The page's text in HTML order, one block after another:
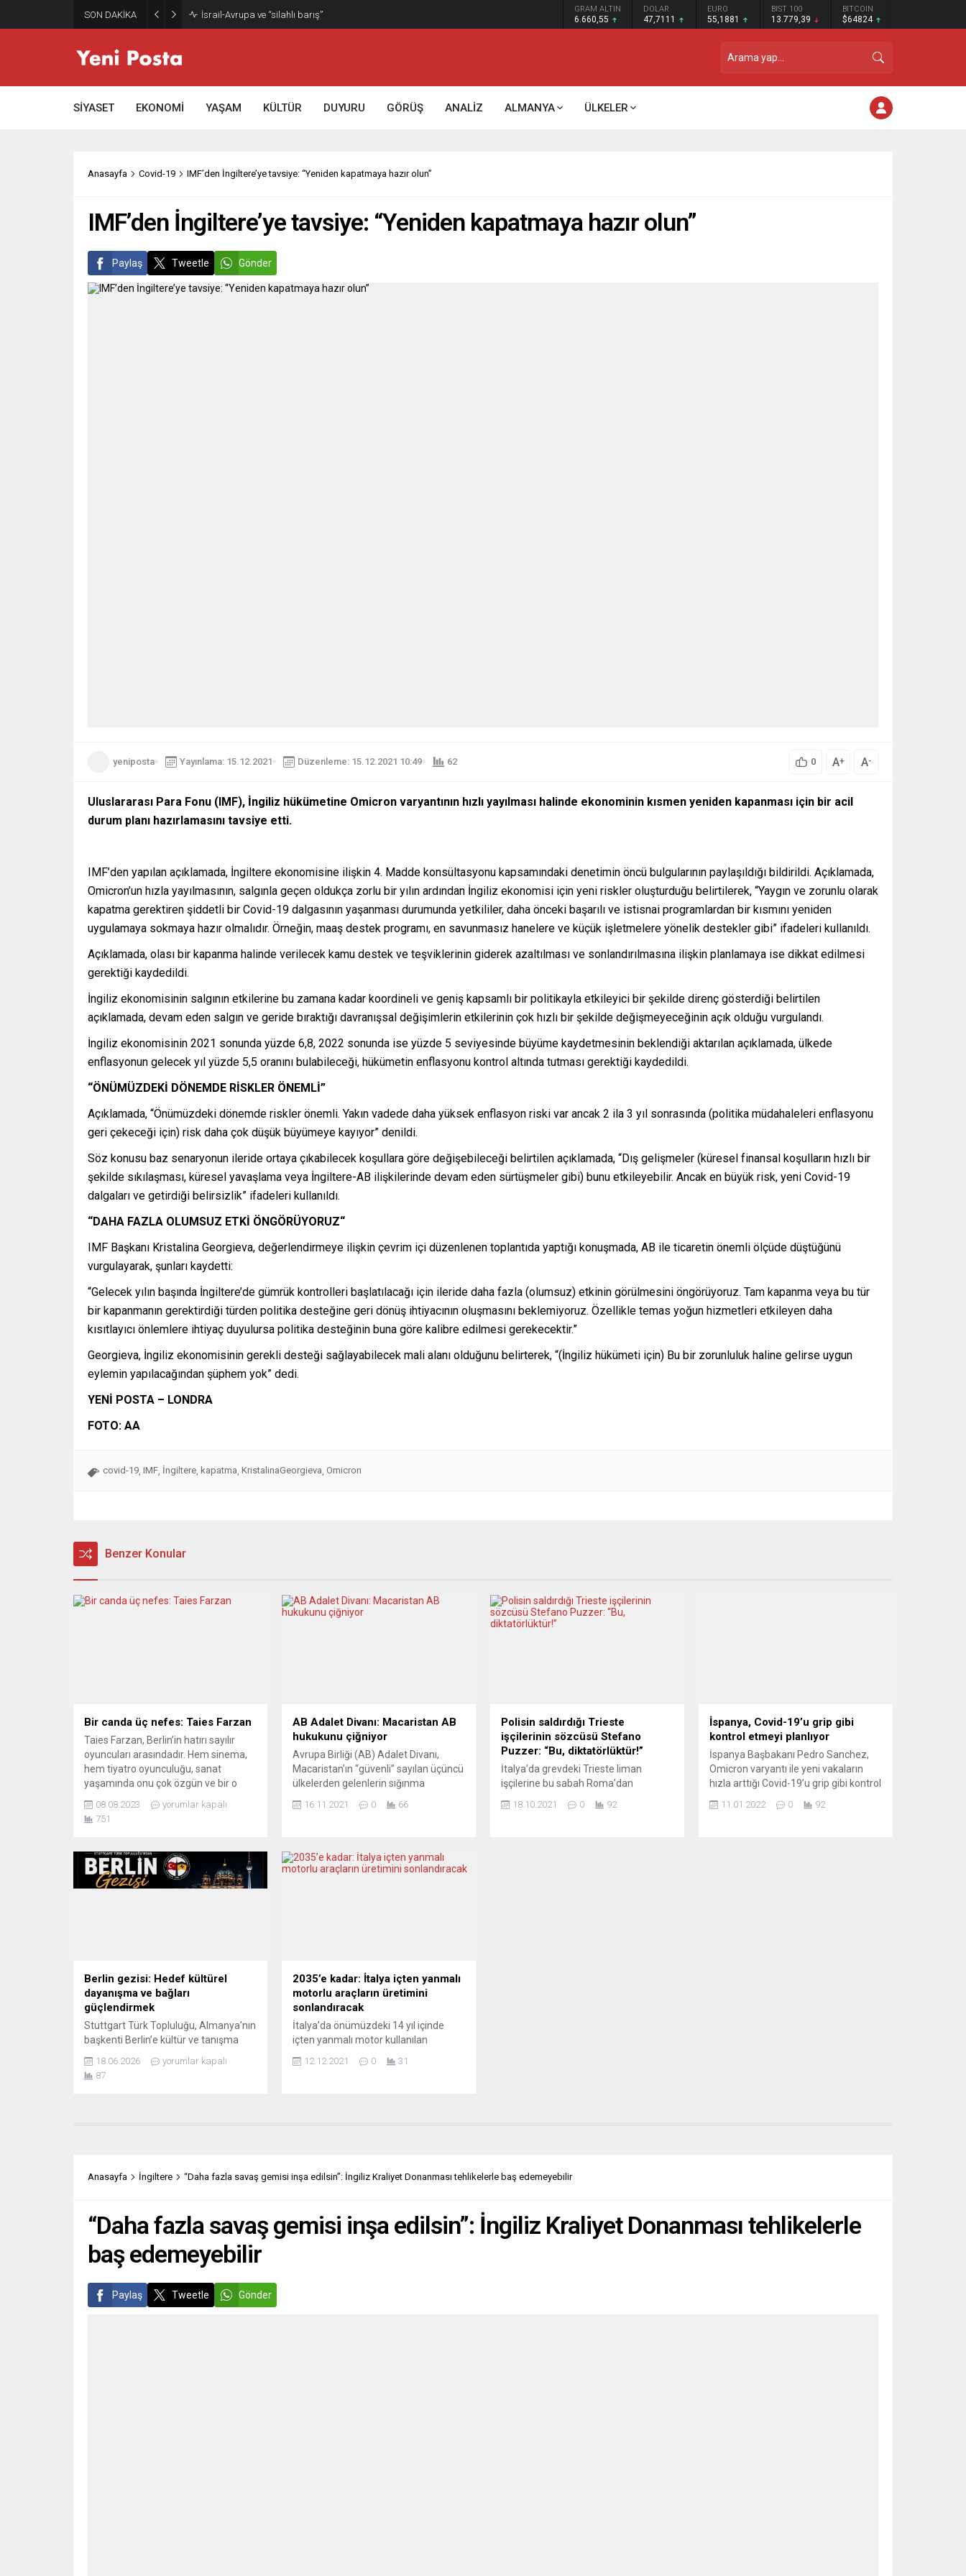
SON DAKİKA İsrail-Avrupa ve “silahlı barış” GRAM ALTIN
6.660,55
DOLAR
47,7111
EURO
55,1881
BIST 100
13.779,39
BITCOIN
$64824
SİYASET EKONOMİ YAŞAM KÜLTÜR DUYURU GÖRÜŞ ANALİZ ALMANYA ÜLKELER
Anasayfa Covid-19 IMF’den İngiltere’ye tavsiye: “Yeniden kapatmaya hazır olun”
IMF’den İngiltere’ye tavsiye: “Yeniden kapatmaya hazır olun”
Paylaş Tweetle Gönder
yeniposta Yayınlama: 15.12.2021 Düzenleme: 15.12.2021 10:49 62 0 A+ A-
Uluslararası Para Fonu (IMF), İngiliz hükümetine Omicron varyantının hızlı yayılması halinde ekonominin kısmen yeniden kapanması için bir acil
durum planı hazırlamasını tavsiye etti.
IMF’den yapılan açıklamada, İngiltere ekonomisine ilişkin 4. Madde konsültasyonu kapsamındaki denetimin öncü bulgularının paylaşıldığı bildirildi. Açıklamada,
Omicron’un hızla yayılmasının, salgınla geçen oldukça zorlu bir yılın ardından İngiliz ekonomisi için yeni riskler oluşturduğu belirtilerek, “Yaygın ve zorunlu olarak
kapatma gerektiren şiddetli bir Covid-19 dalgasının yaşanması durumunda yetkililer, daha önceki başarılı ve istisnai programlardan bir kısmını yeniden
uygulamaya sokmaya hazır olmalıdır. Örneğin, maaş destek programı, en savunmasız hanelere ve küçük işletmelere yönelik destekler gibi” ifadeleri kullanıldı.
Açıklamada, olası bir kapanma halinde verilecek kamu destek ve teşviklerinin giderek azaltılması ve sonlandırılmasına ilişkin planlamaya ise dikkat edilmesi
gerektiği kaydedildi.
İngiliz ekonomisinin salgının etkilerine bu zamana kadar koordineli ve geniş kapsamlı bir politikayla etkileyici bir şekilde direnç gösterdiği belirtilen
açıklamada, devam eden salgın ve geride bıraktığı davranışsal değişimlerin etkilerinin çok hızlı bir şekilde değişmeyeceğinin açık olduğu vurgulandı.
İngiliz ekonomisinin 2021 sonunda yüzde 6,8, 2022 sonunda ise yüzde 5 seviyesinde büyüme kaydetmesinin beklendiği aktarılan açıklamada, ülkede
enflasyonun gelecek yıl yüzde 5,5 oranını bulabileceği, hükümetin enflasyonu kontrol altında tutması gerektiği kaydedildi.
“ÖNÜMÜZDEKİ DÖNEMDE RİSKLER ÖNEMLİ”
Açıklamada, “Önümüzdeki dönemde riskler önemli. Yakın vadede daha yüksek enflasyon riski var ancak 2 ila 3 yıl sonrasında (politika müdahaleleri enflasyonu
geri çekeceği için) risk daha çok düşük büyümeye kayıyor” denildi.
Söz konusu baz senaryonun ileride ortaya çıkabilecek koşullara göre değişebileceği belirtilen açıklamada, “Dış gelişmeler (küresel finansal koşulların hızlı bir
şekilde sıkılaşması, küresel yavaşlama veya İngiltere-AB ilişkilerinde devam eden sürtüşmeler gibi) bunu etkileyebilir. Ancak en büyük risk, yeni Covid-19
dalgaları ve getirdiği belirsizlik” ifadeleri kullanıldı.
“DAHA FAZLA OLUMSUZ ETKİ ÖNGÖRÜYORUZ“
IMF Başkanı Kristalina Georgieva, değerlendirmeye ilişkin çevrim içi düzenlenen toplantıda yaptığı konuşmada, AB ile ticaretin önemli ölçüde düştüğünü
vurgulayarak, şunları kaydetti:
“Gelecek yılın başında İngiltere’de gümrük kontrolleri başlatılacağı için ileride daha fazla (olumsuz) etkinin görülmesini öngörüyoruz. Tam kapanma veya bu tür
bir kapanmanın gerektirdiği türden politika desteğine geri dönüş ihtiyacının oluşmasını beklemiyoruz. Özellikle temas yoğun hizmetleri etkileyen daha
kısıtlayıcı önlemlere ihtiyaç duyulursa politika desteğinin buna göre kalibre edilmesi gerekecektir.”
Georgieva, İngiliz ekonomisinin gerekli desteği sağlayabilecek mali alanı olduğunu belirterek, “(İngiliz hükümeti için) Bu bir zorunluluk haline gelirse uygun
eylemin yapılacağından şüphem yok” dedi.
YENİ POSTA – LONDRA
FOTO: AA
covid-19 IMF İngiltere kapatma KristalinaGeorgieva Omicron
Benzer Konular
Bir canda üç nefes: Taies Farzan
Taies Farzan, Berlin’in hatırı sayılır
oyuncuları arasındadır. Hem sinema,
hem tiyatro oyunculuğu, sanat
yaşamında onu çok özgün ve bir o
nevi şahsına münhasır denebilecek bir
aşamaya getirmiştir. Ayrıca Fars
düzeyinde kullanabilmesinin üzerine
bir de Alman vatandaşlığı, Alman dili
ve kültürü eklenince...
08.08.2023
yorumlar kapalı
751
AB Adalet Divanı: Macaristan AB
hukukunu çiğniyor
Avrupa Birliği (AB) Adalet Divanı,
Macaristan’ın “güvenli” sayılan üçüncü
ülkelerden gelenlerin sığınma
veren ve sığınma başvurularına
çiğnediğine karar verdi. AB’nin en üst
mahkemesinden yapılan yazılı
16.11.2021 0 66
Polisin saldırdığı Trieste
işçilerinin sözcüsü Stefano
Puzzer: “Bu, diktatörlüktür!”
İtalya’da grevdeki Trieste liman
işçilerine bu sabah Roma’dan
tazyizli su ve copla müdahale edildi.
18.10.2021 0 92
İspanya, Covid-19’u grip gibi
kontrol etmeyi planlıyor
İspanya Başbakanı Pedro Sanchez,
Omicron varyantı ile yeni vakaların
hızla arttığı Covid-19’u grip gibi kontrol
bildirdi. Pedro Sanchez, İspanya’nın
11.01.2022 0 92
Berlin gezisi: Hedef kültürel
dayanışma ve bağları
güçlendirmek
Stuttgart Türk Topluluğu, Almanya’nın
başkenti Berlin’e kültür ve tanışma
2026 Cumartesi günü
gerçekleştirilecek gezi kapsamında
Kreuzberg’deki Türk Musikisi Cemiyeti
ziyaret edilecek. Katılımcılar ayrıca...
18.06.2026
yorumlar kapalı
87
2035’e kadar: İtalya içten yanmalı
motorlu araçların üretimini
sonlandıracak
İtalya’da önümüzdeki 14 yıl içinde
içten yanmalı motor kullanılan
sonlandırılması kararı alındı. Ekolojik
yanmalı motorlu araçların değiştirilme
takvimini belirledi. Buna...
12.12.2021 0 31
Anasayfa İngiltere “Daha fazla savaş gemisi inşa edilsin”: İngiliz Kraliyet Donanması tehlikelerle baş edemeyebilir
“Daha fazla savaş gemisi inşa edilsin”: İngiliz Kraliyet Donanması tehlikelerle
baş edemeyebilir
Paylaş Tweetle Gönder